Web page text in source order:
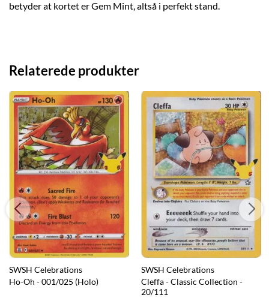
betyder at kortet er Gem Mint, altså i perfekt stand.
Relaterede produkter
SWSH Celebrations
Ho-Oh - 001/025 (Holo)
SWSH Celebrations
Cleffa - Classic Collection -
20/111